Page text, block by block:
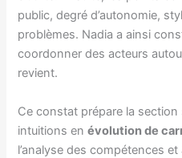
public, degré d’autonomie,
problèmes. Nadia a ainsi
coordonner des acteurs
revient.
Ce constat prépare la
intuitions enévolution de
l’analyse des compétences et